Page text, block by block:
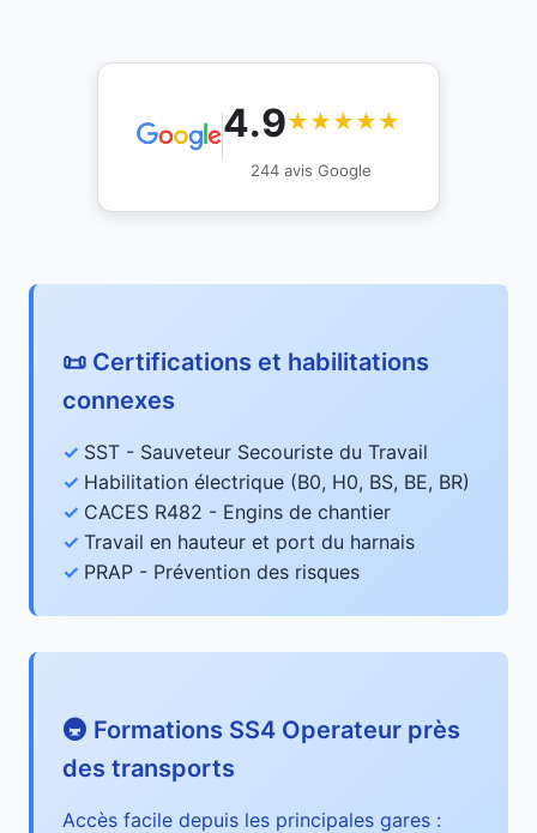
4.9★★★★★
244 avis Google
📜 Certifications et habilitations
connexes
SST - Sauveteur Secouriste du Travail
Habilitation électrique (B0, H0, BS, BE, BR)
CACES R482 - Engins de chantier
Travail en hauteur et port du harnais
PRAP - Prévention des risques
🚇 Formations SS4 Operateur près
des transports
Accès facile depuis les principales gares :